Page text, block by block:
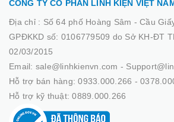
CÔNG TY CỔ PHẦN LINH KIỆN VIỆT
Địa chỉ : Số 64 phố Hoàng Sâm - Cầu
GPĐKKD số: 0106779509 do Sở KH-ĐT
02/03/2015
Email: sale@linhkienvn.com -
Hỗ trợ bán hàng: 0933.000.266 -
Hỗ trợ kỹ thuật: 0889.000.266